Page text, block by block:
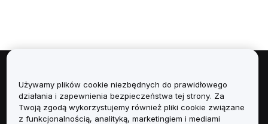
Informacje
Usługi
Używamy plików cookie niezbędnych do prawidłowego
działania i zapewnienia bezpieczeństwa tej strony. Za
Twoją zgodą wykorzystujemy również pliki cookie związane
z funkcjonalnością, analityką, marketingiem i mediami